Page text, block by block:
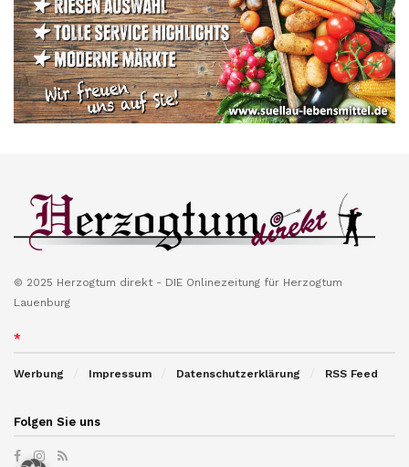
© 2025 Herzogtum direkt - DIE Onlinezeitung für Herzogtum
Lauenburg
*
Werbung Impressum Datenschutzerklärung RSS Feed
Folgen Sie uns